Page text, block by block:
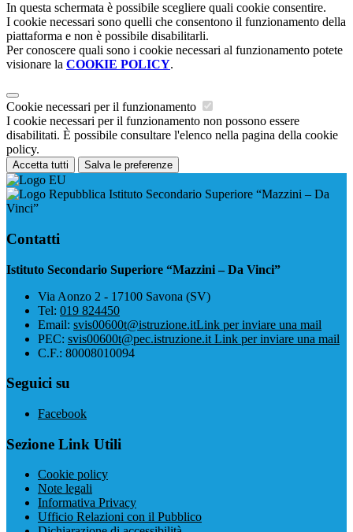
In questa schermata è possibile scegliere quali cookie consentire.
I cookie necessari sono quelli che consentono il funzionamento della
piattaforma e non è possibile disabilitarli.
Per conoscere quali sono i cookie necessari al funzionamento potete
visionare la COOKIE POLICY.
Cookie necessari per il funzionamento
I cookie necessari per il funzionamento non possono essere
disabilitati. È possibile consultare l'elenco nella pagina della cookie
policy.
Accetta tutti Salva le preferenze
Istituto Secondario Superiore “Mazzini – Da
Vinci”
Contatti
Istituto Secondario Superiore “Mazzini – Da Vinci”
Via Aonzo 2 - 17100 Savona (SV)
Tel: 019 824450
Email: svis00600t@istruzione.itLink per inviare una mail
PEC: svis00600t@pec.istruzione.it Link per inviare una mail
C.F.: 80008010094
Seguici su
Facebook
Sezione Link Utili
Cookie policy
Note legali
Informativa Privacy
Ufficio Relazioni con il Pubblico